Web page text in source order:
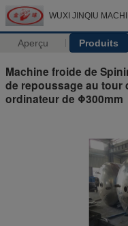
WUXI JINQIU
Aperçu Produits
Machine froide de
de repoussage au tour
ordinateur de Φ300mm